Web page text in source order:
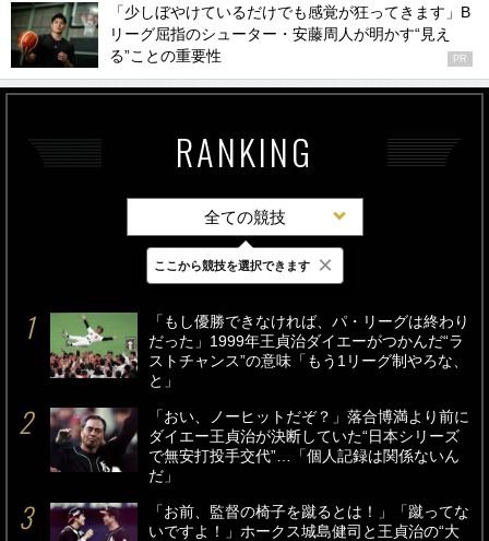
「少しぼやけているだけでも感覚が狂ってきます」B
リーグ屈指のシューター・安藤周人が明かす“見え
る”ことの重要性
PR
RANKING
全ての競技
最新 24時間 週間
「もし優勝できなければ、パ・リーグは終わり
だった」1999年王貞治ダイエーがつかんだ“ラ
ストチャンス”の意味「もう1リーグ制やろな、
と」
「おい、ノーヒットだぞ？」落合博満より前に
ダイエー王貞治が決断していた“日本シリーズ
で無安打投手交代”…「個人記録は関係ないん
だ」
「お前、監督の椅子を蹴るとは！」「蹴ってな
いですよ！」ホークス城島健司と王貞治の“大
ここから競技を選択できます ×